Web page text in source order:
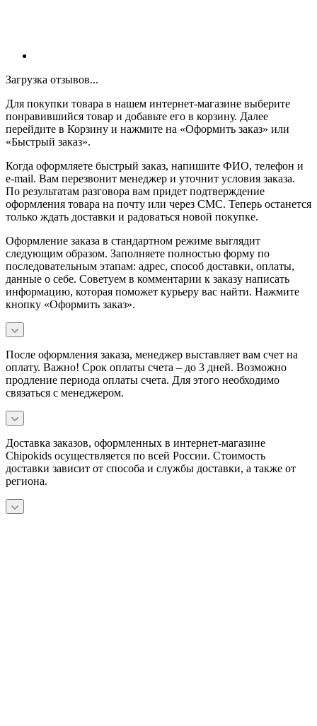
Загрузка отзывов...
Для покупки товара в нашем интернет-магазине выберите
понравившийся товар и добавьте его в корзину. Далее
перейдите в Корзину и нажмите на «Оформить заказ» или
«Быстрый заказ».
Когда оформляете быстрый заказ, напишите ФИО, телефон и
e-mail. Вам перезвонит менеджер и уточнит условия заказа.
По результатам разговора вам придет подтверждение
оформления товара на почту или через СМС. Теперь останется
только ждать доставки и радоваться новой покупке.
Оформление заказа в стандартном режиме выглядит
следующим образом. Заполняете полностью форму по
последовательным этапам: адрес, способ доставки, оплаты,
данные о себе. Советуем в комментарии к заказу написать
информацию, которая поможет курьеру вас найти. Нажмите
кнопку «Оформить заказ».
После оформления заказа, менеджер выставляет вам счет на
оплату. Важно! Срок оплаты счета – до 3 дней. Возможно
продление периода оплаты счета. Для этого необходимо
связаться с менеджером.
Доставка заказов, оформленных в интернет-магазине
Chipokids осуществляется по всей России. Стоимость
доставки зависит от способа и службы доставки, а также от
региона.